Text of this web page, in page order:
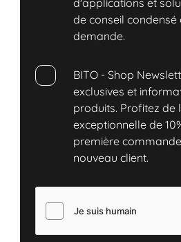
de conseil
demande.
BITO - Shop
exclusives et
produits. Profitez de
exceptionnelle de
première
nouveau client.